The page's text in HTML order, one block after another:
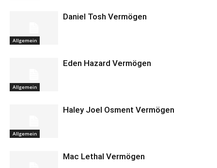
Allgemein
Daniel Tosh Vermögen
Allgemein
Eden Hazard Vermögen
Allgemein
Haley Joel Osment Vermögen
Mac Lethal Vermögen